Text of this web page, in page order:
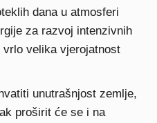
dana u atmosferi
za razvoj intenzivnih
velika vjerojatnost
unutrašnjost zemlje,
proširit će se i na